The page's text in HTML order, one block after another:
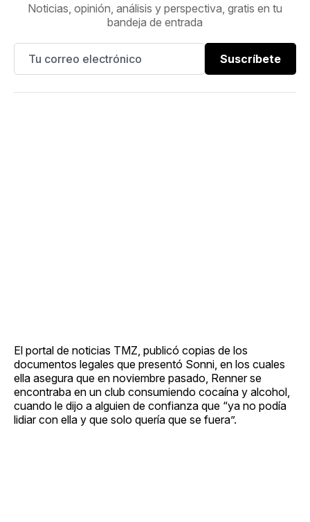
Noticias, opinión, análisis y perspectiva, gratis en tu
bandeja de entrada
Suscríbete
El portal de noticias TMZ, publicó copias de los
documentos legales que presentó Sonni, en los cuales
ella asegura que en noviembre pasado, Renner se
encontraba en un club consumiendo cocaína y alcohol,
cuando le dijo a alguien de confianza que “ya no podía
lidiar con ella y que solo quería que se fuera”.